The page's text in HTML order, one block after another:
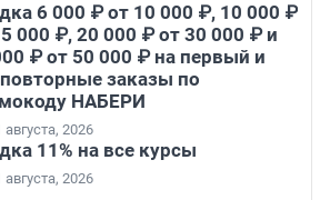
6 000 ₽ от 10 000 ₽, 10 000 ₽
000 ₽, 20 000 ₽ от 30 000 ₽ и
₽ от 50 000 ₽ на первый и
заказы по
НАБЕРИ
2026
11% на все курсы
2026